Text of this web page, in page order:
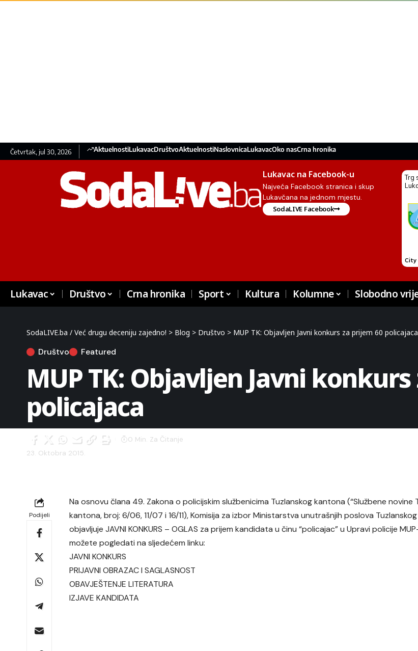
Četvrtak, jul 30, 2026 AktuelnostiLukavacDruštvoAktuelnostiNaslovnicaLukavacOko nasCrna hronika
Lukavac na Facebook-u
Najveća Facebook stranica i skup
Lukavčana na jednom mjestu.
SodaLIVE Facebook
Lukavac Društvo Crna hronika Sport Kultura Kolumne Slobodno
SodaLIVE.ba / Već drugu deceniju zajedno! > Blog > Društvo > MUP TK: Objavljen Javni konkurs za prijem 60 policajaca
Društvo Featured
MUP TK: Objavljen Javni
policajaca
23. Oktobra 2015.
0 Min. Za Čitanje
Podijeli
Na osnovu člana 49. Zakona o policijskim službenicima Tuzlanskog kantona (“Službene novine
kantona, broj: 6/06, 11/07 i 16/11), Komisija za izbor Ministarstva unutrašnjih poslova
objavljuje JAVNI KONKURS – OGLAS za prijem kandidata u činu “policajac” u Upravi policije
možete pogledati na sljedećem linku:
JAVNI KONKURS
PRIJAVNI OBRAZAC I SAGLASNOST
OBAVJEŠTENJE LITERATURA
IZJAVE KANDIDATA